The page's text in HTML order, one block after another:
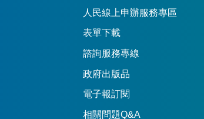
人民線上申辦服務專區
表單下載
諮詢服務專線
政府出版品
電子報訂閱
相關問題Q&A